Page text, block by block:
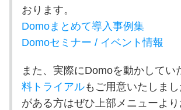
おります。
Domoまとめて導入事例集
Domoセミナー / イベント情報
また、実際にDomoを動かしてい
料トライアルもご用意いたしま
がある方はぜひ上部メニューよ